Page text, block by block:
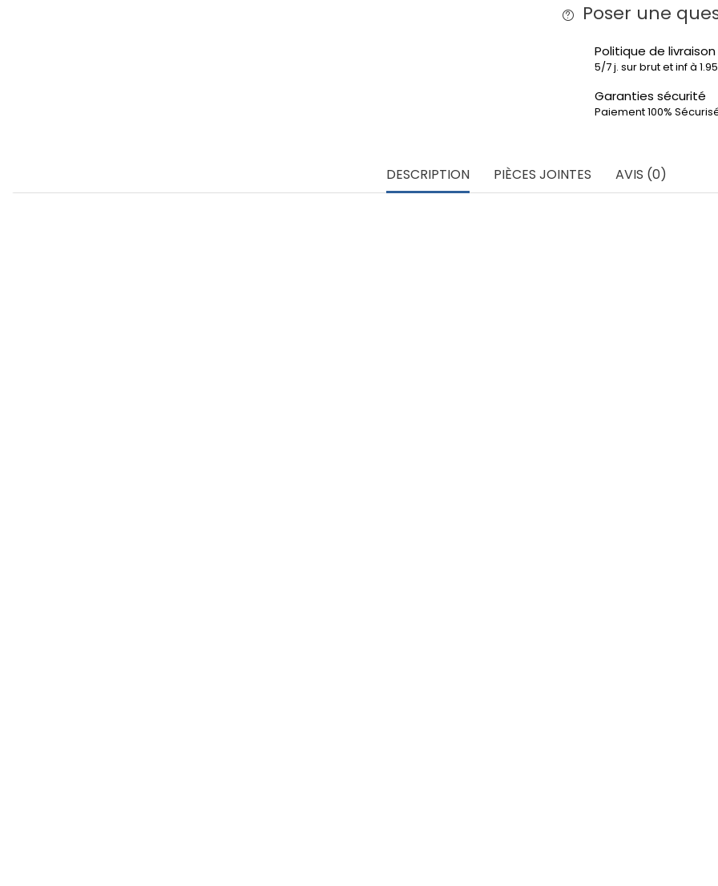
Poser une
Politique de livraison
5/7 j. sur brut et inf à
Garanties sécurité
Paiement 100%
DESCRIPTION PIÈCES JOINTES AVIS (0)